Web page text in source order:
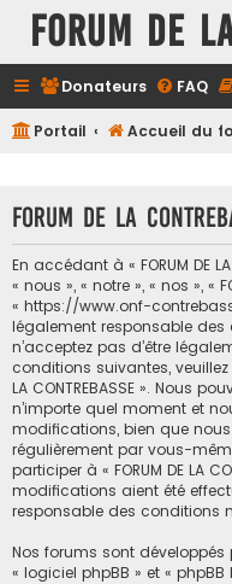
FORUM DE
Donateurs FAQ
Portail Accueil du
FORUM DE LA
En accédant à « FORUM DE
« nous », « notre », « nos », «
« https://www.onf-
légalement responsable
n’acceptez pas d’être
conditions suivantes, veuillez
LA CONTREBASSE ». Nous
n’importe quel moment et
modifications, bien que
régulièrement par vous-
participer à « FORUM DE LA
modifications aient été
responsable des conditions
Nos forums sont
« logiciel phpBB » et «